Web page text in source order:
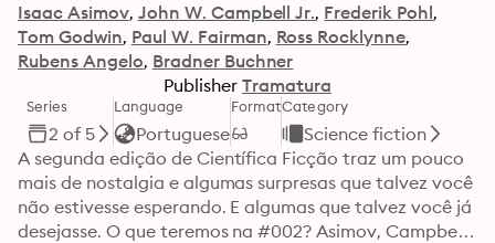
Isaac Asimov John W. Campbell Jr. Frederik Pohl
Tom Godwin Paul W. Fairman Ross Rocklynne
Rubens Angelo Bradner Buchner
Publisher Tramatura
Series
2 of 5
Language
Portuguese
FormatCategory
Science fiction
A segunda edição de Científica Ficção traz um pouco
mais de nostalgia e algumas surpresas que talvez você
não estivesse esperando. E algumas que talvez você já
desejasse. O que teremos na #002? Asimov, Campbell,